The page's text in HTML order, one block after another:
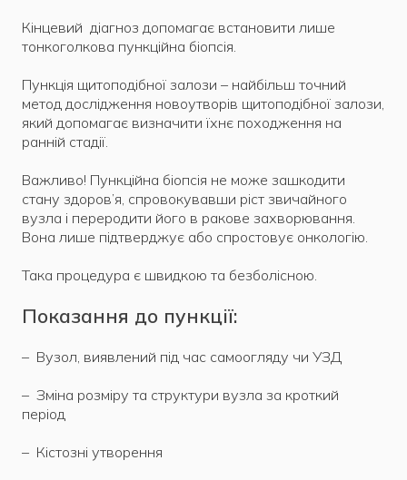
Кінцевий діагноз допомагає встановити лише
тонкоголкова пункційна біопсія.
Пункція щитоподібної залози – найбільш точний
метод дослідження новоутворів щитоподібної залози,
який допомагає визначити їхнє походження на
ранній стадії.
Важливо! Пункційна біопсія не може зашкодити
стану здоров’я, спровокувавши ріст звичайного
вузла і переродити його в ракове захворювання.
Вона лише підтверджує або спростовує онкологію.
Така процедура є швидкою та безболісною.
Показання до пункції:
– Вузол, виявлений під час самоогляду чи УЗД
– Зміна розміру та структури вузла за кроткий
період
– Кістозні утворення